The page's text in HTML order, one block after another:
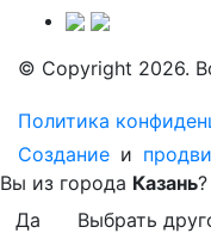
© Copyright 2026.
Политика
Создание и
Вы из города Казань?
Да
Выбрать